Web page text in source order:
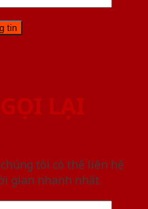
LẠI
tôi có thể liên hệ
gian nhanh nhất.